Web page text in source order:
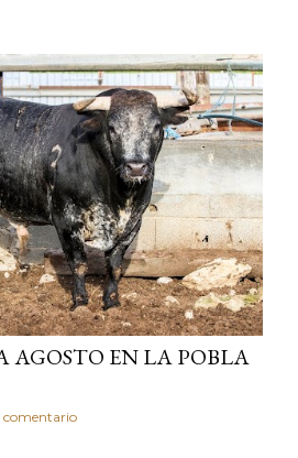
AGOSTO EN LA POBLA
comentario